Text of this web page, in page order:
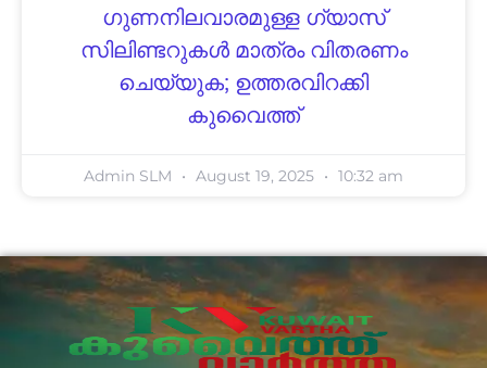
ഗുണനിലവാരമുള്ള ഗ്യാസ്
സിലിണ്ടറുകൾ മാത്രം വിതരണം
ചെയ്യുക; ഉത്തരവിറക്കി
കുവൈത്ത്
Admin SLM August 19, 2025 10:32 am